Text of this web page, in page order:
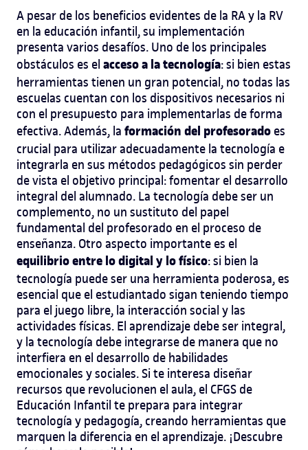
A pesar de los beneficios evidentes de la RA y la RV
en la educación infantil, su implementación
presenta varios desafíos. Uno de los principales
obstáculos es el acceso a la tecnología: si bien estas
herramientas tienen un gran potencial, no todas las
escuelas cuentan con los dispositivos necesarios ni
con el presupuesto para implementarlas de forma
efectiva. Además, la formación del profesorado es
crucial para utilizar adecuadamente la tecnología e
integrarla en sus métodos pedagógicos sin perder
de vista el objetivo principal: fomentar el desarrollo
integral del alumnado. La tecnología debe ser un
complemento, no un sustituto del papel
fundamental del profesorado en el proceso de
enseñanza. Otro aspecto importante es el
equilibrio entre lo digital y lo físico: si bien la
tecnología puede ser una herramienta poderosa, es
esencial que el estudiantado sigan teniendo tiempo
para el juego libre, la interacción social y las
actividades físicas. El aprendizaje debe ser integral,
y la tecnología debe integrarse de manera que no
interfiera en el desarrollo de habilidades
emocionales y sociales. Si te interesa diseñar
recursos que revolucionen el aula, el CFGS de
Educación Infantil te prepara para integrar
tecnología y pedagogía, creando herramientas que
marquen la diferencia en el aprendizaje. ¡Descubre